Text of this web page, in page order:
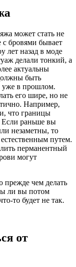
может стать не
с бровями бывает
лет назад в моде
делали тонкий, а
актуальны
быть
уже в прошлом.
его шире, но не
Например,
что границы
Если раньше вы
незаметны, то
путем.
перманентный
могут
прежде чем делать
ли вы потом
то будет не так.
от